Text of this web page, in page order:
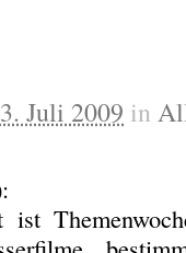
Juli 2009 in